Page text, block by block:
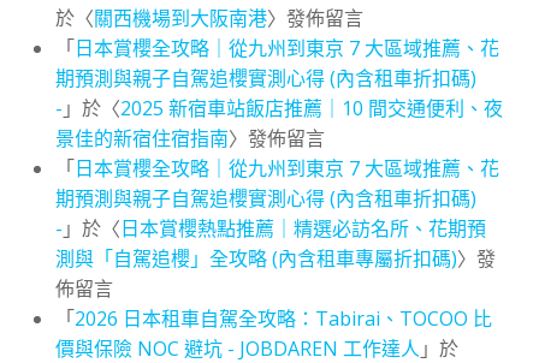
於〈關西機場到大阪南港〉發佈留言
「日本賞櫻全攻略｜從九州到東京 7 大區域推薦、花
期預測與親子自駕追櫻實測心得 (內含租車折扣碼)
- 」於〈2025 新宿車站飯店推薦｜10 間交通便利、夜
景佳的新宿住宿指南〉發佈留言
「日本賞櫻全攻略｜從九州到東京 7 大區域推薦、花
期預測與親子自駕追櫻實測心得 (內含租車折扣碼)
- 」於〈日本賞櫻熱點推薦｜精選必訪名所、花期預
測與「自駕追櫻」全攻略 (內含租車專屬折扣碼)〉發
佈留言
「2026 日本租車自駕全攻略：Tabirai、TOCOO 比
價與保險 NOC 避坑 - JOBDAREN 工作達人 」於